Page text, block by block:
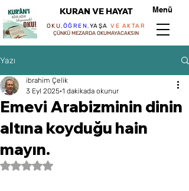
KURAN VE HAYAT
OKU,ÖĞREN,YAŞA VE AKTAR
ÇÜNKÜ MEZARDA OKUMAYACAKSIN
Menü
Yazı
Emevi Arabizminin dinin
altına koyduğu hain
mayın.
ibrahim Çelik
3 Eyl 2025 1 dakikada okunur
5 üzerinden NaN yıldız